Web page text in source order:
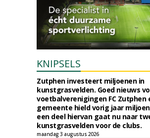
KNIPSELS
Zutphen investeert miljoenen in
kunstgrasvelden. Goed nieuws
voetbalverenigingen FC Zutphen
gemeente hield vorig jaar
een deel hiervan gaat nu naar
kunstgrasvelden voor de clubs.
maandag 3 augustus 2026